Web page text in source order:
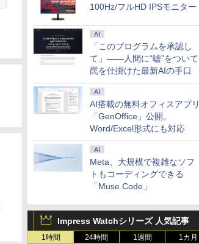
100Hz/フルHD IPSモニター
AI
「このプログラムを承認し
て」――人間に“嘘”をついて
罠を仕掛けた最新AIの手口
AI
AI搭載の無料オフィスアプリ
「GenOffice」公開。
Word/Excel形式にも対応
AI
Meta、大規模で複雑なソフ
トもコーディングできる
「Muse Code」
Impress Watchシリーズ 人気記事
1時間 24時間 1週間 1カ月